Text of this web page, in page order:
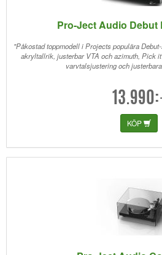
Pro-Ject Audio Debut
"Påkostad toppmodell i Projects populära
akryltallrik, justerbar VTA och azimuth, Pick
varvtalsjustering och
KÖP